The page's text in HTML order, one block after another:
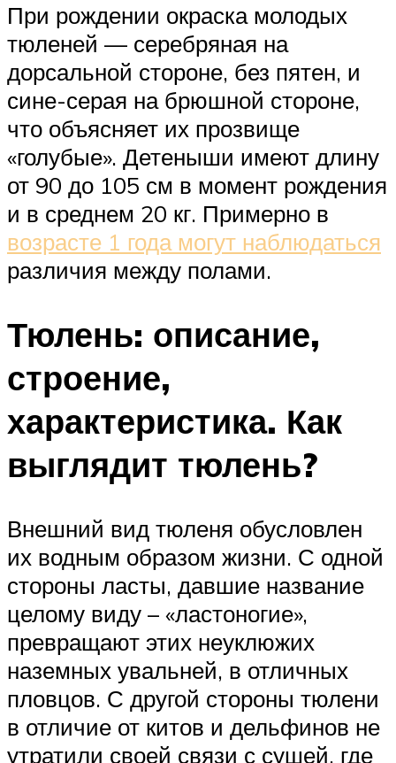
При рождении окраска молодых
тюленей — серебряная на
дорсальной стороне, без пятен, и
сине-серая на брюшной стороне,
что объясняет их прозвище
«голубые». Детеныши имеют длину
от 90 до 105 см в момент рождения
и в среднем 20 кг. Примерно в
возрасте 1 года могут наблюдаться
различия между полами.
Тюлень: описание,
строение,
характеристика. Как
выглядит тюлень?
Внешний вид тюленя обусловлен
их водным образом жизни. С одной
стороны ласты, давшие название
целому виду – «ластоногие»,
превращают этих неуклюжих
наземных увальней, в отличных
пловцов. С другой стороны тюлени
в отличие от китов и дельфинов не
утратили своей связи с сушей, где